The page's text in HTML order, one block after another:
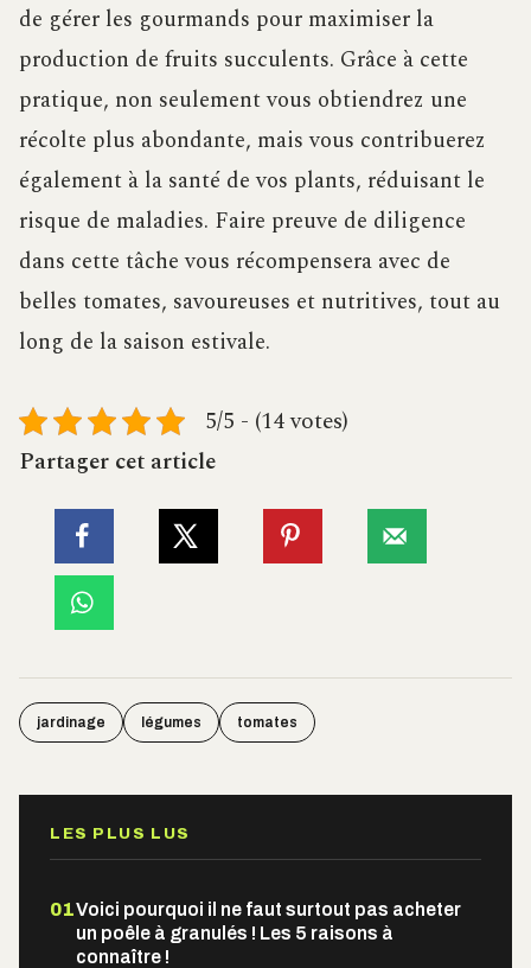
de gérer les gourmands pour maximiser la
production de fruits succulents. Grâce à cette
pratique, non seulement vous obtiendrez une
récolte plus abondante, mais vous contribuerez
également à la santé de vos plants, réduisant le
risque de maladies. Faire preuve de diligence
dans cette tâche vous récompensera avec de
belles tomates, savoureuses et nutritives, tout au
long de la saison estivale.
5/5 - (14 votes)
Partager cet article
jardinage légumes tomates
LES PLUS LUS
01Voici pourquoi il ne faut surtout pas acheter
un poêle à granulés ! Les 5 raisons à
connaître !